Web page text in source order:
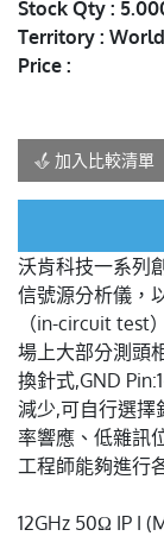
Stock Qty :
Territory :
Price :
加入比較清單
沃肯科技一系列
信號源分析儀，
（in-circuit test
場上大部分測頭
換針式,GND
減少,可自行選擇
率響應、低雜訊
工程師能夠進行
12GHz 50Ω IP I